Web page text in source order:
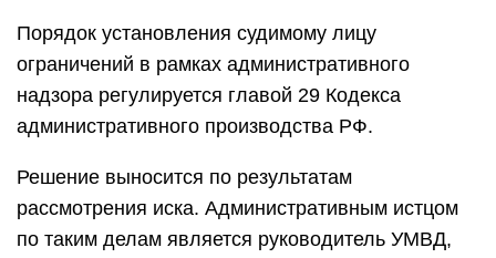
Порядок установления судимому лицу
ограничений в рамках административного
надзора регулируется главой 29 Кодекса
административного производства РФ.
Решение выносится по результатам
рассмотрения иска. Административным истцом
по таким делам является руководитель УМВД,